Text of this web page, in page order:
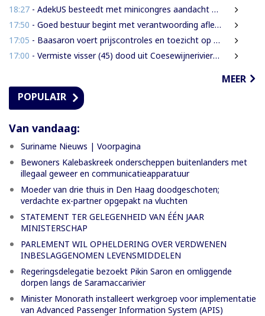
18:27 - AdekUS besteedt met minicongres aandacht aan cultureel erfgoed
17:50 - Goed bestuur begint met verantwoording afleggen
17:05 - Baasaron voert prijscontroles en toezicht op voedselveiligheid op
17:00 - Vermiste visser (45) dood uit Coesewijnerivier gehaald
MEER
POPULAIR
Van vandaag:
Suriname Nieuws | Voorpagina
Bewoners Kalebaskreek onderscheppen buitenlanders met
illegaal geweer en communicatieapparatuur
Moeder van drie thuis in Den Haag doodgeschoten;
verdachte ex-partner opgepakt na vluchten
STATEMENT TER GELEGENHEID VAN ÉÉN JAAR
MINISTERSCHAP
PARLEMENT WIL OPHELDERING OVER VERDWENEN
INBESLAGGENOMEN LEVENSMIDDELEN
Regeringsdelegatie bezoekt Pikin Saron en omliggende
dorpen langs de Saramaccarivier
Minister Monorath installeert werkgroep voor implementatie
van Advanced Passenger Information System (APIS)